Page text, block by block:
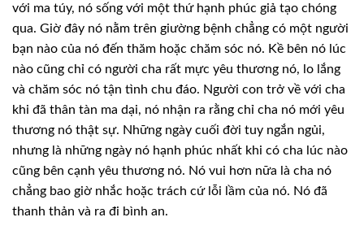
với ma túy, nó sống với một thứ hạnh phúc giả tạo chóng
qua. Giờ đây nó nằm trên giường bệnh chẳng có một người
bạn nào của nó đến thăm hoặc chăm sóc nó. Kề bên nó lúc
nào cũng chỉ có người cha rất mực yêu thương nó, lo lắng
và chăm sóc nó tận tình chu đáo. Người con trở về với cha
khi đã thân tàn ma dại, nó nhận ra rằng chỉ cha nó mới yêu
thương nó thật sự. Những ngày cuối đời tuy ngắn ngủi,
nhưng là những ngày nó hạnh phúc nhất khi có cha lúc nào
cũng bên cạnh yêu thương nó. Nó vui hơn nữa là cha nó
chẳng bao giờ nhắc hoặc trách cứ lỗi lầm của nó. Nó đã
thanh thản và ra đi bình an.